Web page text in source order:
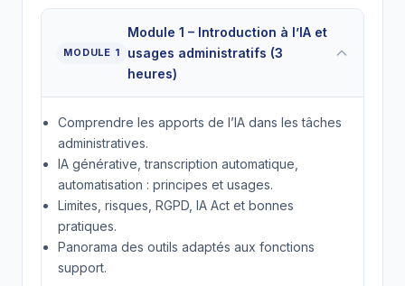
MODULE 1
Module 1 – Introduction à l’IA et
usages administratifs (3
heures)
Comprendre les apports de l’IA dans les tâches
administratives.
IA générative, transcription automatique,
automatisation : principes et usages.
Limites, risques, RGPD, IA Act et bonnes
pratiques.
Panorama des outils adaptés aux fonctions
support.